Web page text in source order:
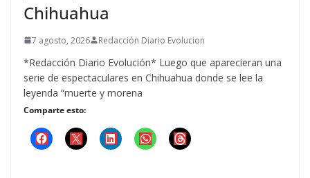
Chihuahua
7 agosto, 2026 Redacción Diario Evolucion
*Redacción Diario Evolución* Luego que aparecieran una
serie de espectaculares en Chihuahua donde se lee la
leyenda “muerte y morena
Comparte esto: